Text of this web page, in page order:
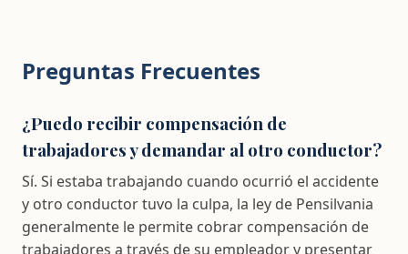
Preguntas Frecuentes
¿Puedo recibir compensación de
trabajadores y demandar al otro conductor?
Sí. Si estaba trabajando cuando ocurrió el accidente
y otro conductor tuvo la culpa, la ley de Pensilvania
generalmente le permite cobrar compensación de
trabajadores a través de su empleador y presentar